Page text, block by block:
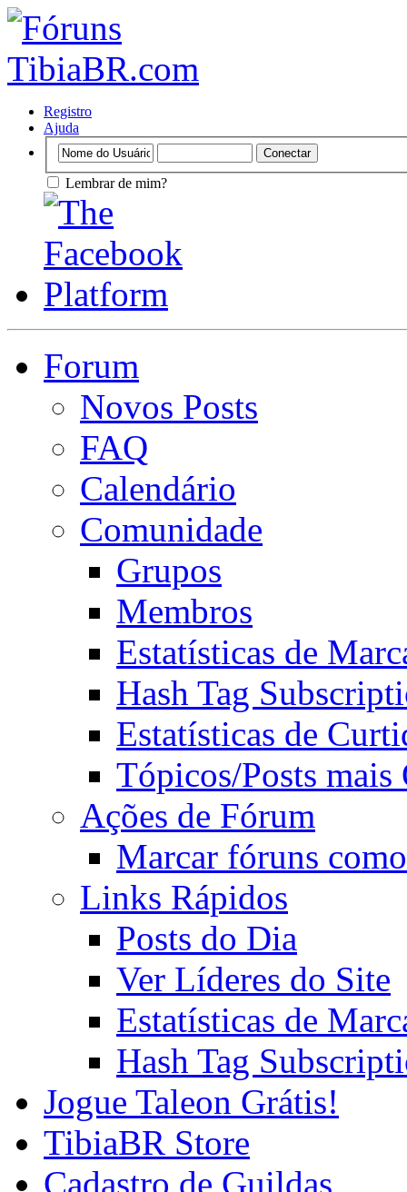
Registro
Ajuda
Lembrar de mim?
Forum
Novos Posts
FAQ
Calendário
Comunidade
Grupos
Membros
Estatísticas de
Hash Tag
Estatísticas de
Tópicos/Posts mais
Ações de Fórum
Marcar fóruns
Links Rápidos
Posts do Dia
Ver Líderes do Site
Estatísticas de
Hash Tag
Jogue Taleon Grátis!
TibiaBR Store
Cadastro de Guildas